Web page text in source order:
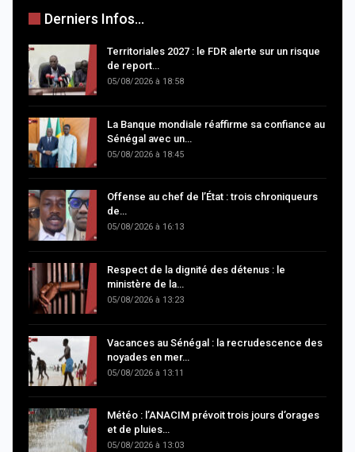
Derniers Infos...
Territoriales 2027 : le FDR alerte sur un risque
de report…
05/08/2026 à 18:58
La Banque mondiale réaffirme sa confiance au
Sénégal avec un…
05/08/2026 à 18:45
Offense au chef de l’État : trois chroniqueurs
de…
05/08/2026 à 16:13
Respect de la dignité des détenus : le
ministère de la…
05/08/2026 à 13:23
Vacances au Sénégal : la recrudescence des
noyades en mer…
05/08/2026 à 13:11
Météo : l’ANACIM prévoit trois jours d’orages
et de pluies…
05/08/2026 à 13:03